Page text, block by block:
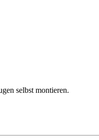
selbst montieren.